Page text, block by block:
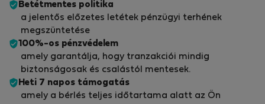
Betétmentes politika
a jelentős előzetes letétek pénzügyi terhének
megszüntetése
100%-os pénzvédelem
amely garantálja, hogy tranzakciói mindig
biztonságosak és csalástól mentesek.
Heti 7 napos támogatás
amely a bérlés teljes időtartama alatt az Ön